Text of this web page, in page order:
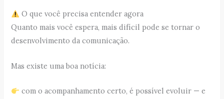
O que você precisa entender agora
Quanto mais você espera, mais difícil pode se tornar o
desenvolvimento da comunicação.
Mas existe uma boa notícia:
com o acompanhamento certo, é possível evoluir — e